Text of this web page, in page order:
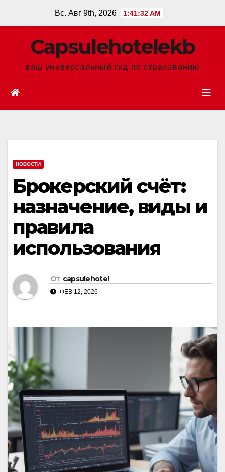
Вс. Авг 9th, 2026 1:41:34 AM
Сapsulehotelekb
ваш универсальный гид по страхованию
НОВОСТИ
Брокерский счёт:
назначение, виды и
правила
использования
От capsulehotel
ФЕВ 12, 2026